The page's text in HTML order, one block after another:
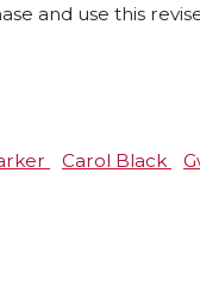
and use this
Carol Black